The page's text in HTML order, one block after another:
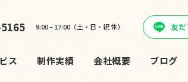
9:00 – 17:00（土・日・祝 休） 友
ス 制作実績 会社概要 ブログ